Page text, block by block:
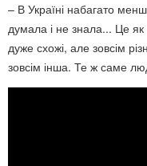
– В Україні набагато
думала і не знала... Це як
дуже схожі, але зовсім
зовсім інша. Те ж саме